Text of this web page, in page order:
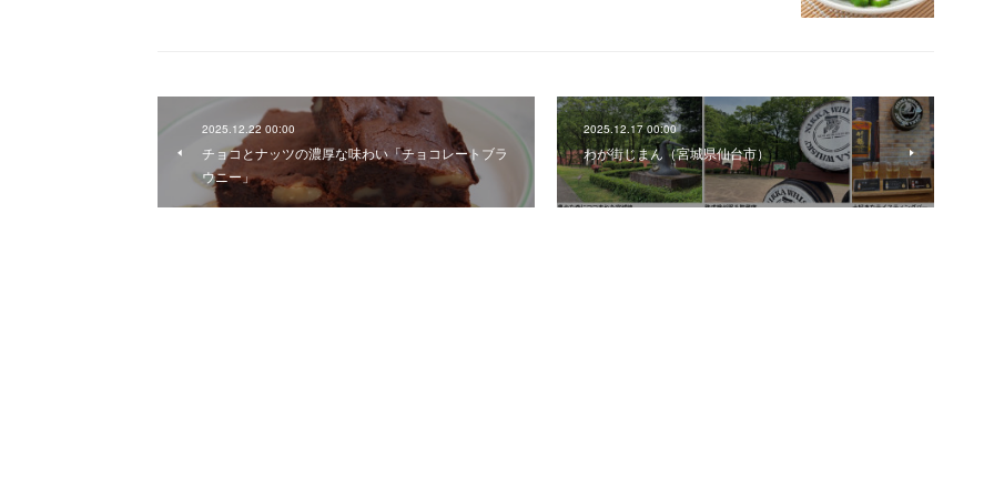
2025.12.22 00:00
チョコとナッツの濃厚な味わい「チョコレートブラ
ウニー」
2025.12.17 00:00
わが街じまん（宮城県仙台市）